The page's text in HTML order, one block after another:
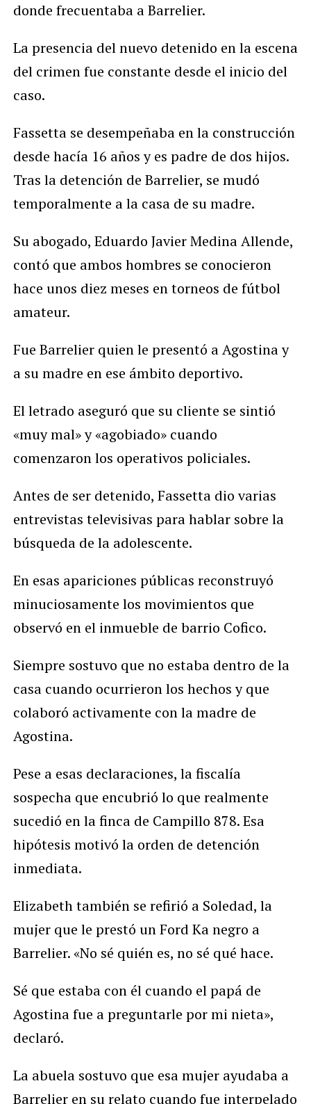
donde frecuentaba a Barrelier.
La presencia del nuevo detenido en la escena
del crimen fue constante desde el inicio del
caso.
Fassetta se desempeñaba en la construcción
desde hacía 16 años y es padre de dos hijos.
Tras la detención de Barrelier, se mudó
temporalmente a la casa de su madre.
Su abogado, Eduardo Javier Medina Allende,
contó que ambos hombres se conocieron
hace unos diez meses en torneos de fútbol
amateur.
Fue Barrelier quien le presentó a Agostina y
a su madre en ese ámbito deportivo.
El letrado aseguró que su cliente se sintió
«muy mal» y «agobiado» cuando
comenzaron los operativos policiales.
Antes de ser detenido, Fassetta dio varias
entrevistas televisivas para hablar sobre la
búsqueda de la adolescente.
En esas apariciones públicas reconstruyó
minuciosamente los movimientos que
observó en el inmueble de barrio Cofico.
Siempre sostuvo que no estaba dentro de la
casa cuando ocurrieron los hechos y que
colaboró activamente con la madre de
Agostina.
Pese a esas declaraciones, la fiscalía
sospecha que encubrió lo que realmente
sucedió en la finca de Campillo 878. Esa
hipótesis motivó la orden de detención
inmediata.
Elizabeth también se refirió a Soledad, la
mujer que le prestó un Ford Ka negro a
Barrelier. «No sé quién es, no sé qué hace.
Sé que estaba con él cuando el papá de
Agostina fue a preguntarle por mi nieta»,
declaró.
La abuela sostuvo que esa mujer ayudaba a
Barrelier en su relato cuando fue interpelado